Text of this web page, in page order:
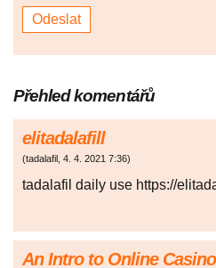
Přehled komentářů
elitadalafill
(tadalafil , 4. 4. 2021 7:36)
tadalafil daily use https://
An Intro to Online